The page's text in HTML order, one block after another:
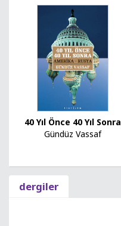
40 Yıl Önce 40 Yıl Sonra
Gündüz Vassaf
dergiler